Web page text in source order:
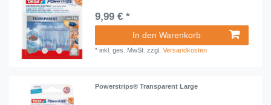
9,99 € *
In den Warenkorb
*inkl. ges. MwSt. zzgl.Versandkosten
Powerstrips® Transparent Large